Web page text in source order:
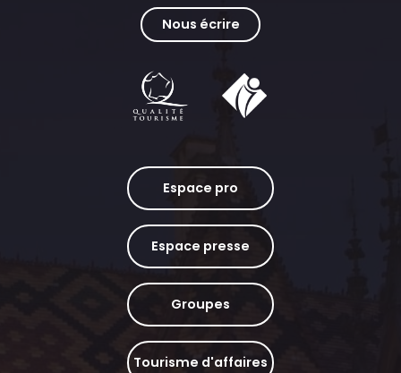
Nous écrire
Espace pro
Espace presse
Groupes
Tourisme d'affaires